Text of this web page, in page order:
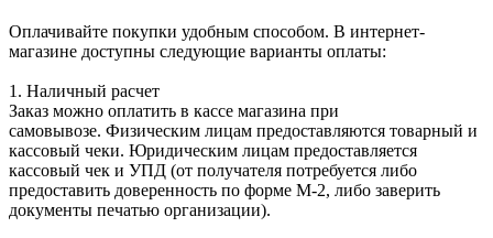
Оплачивайте покупки удобным способом. В интернет-
магазине доступны следующие варианты оплаты:
1. Наличный расчет
Заказ можно оплатить в кассе магазина при
самовывозе. Физическим лицам предоставляются товарный и
кассовый чеки. Юридическим лицам предоставляется
кассовый чек и УПД (от получателя потребуется либо
предоставить доверенность по форме М-2, либо заверить
документы печатью организации).